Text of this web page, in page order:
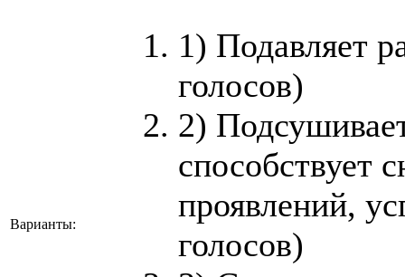
Варианты:
1) Подавляет
голосов)
2)
способствует
проявлений,
голосов)